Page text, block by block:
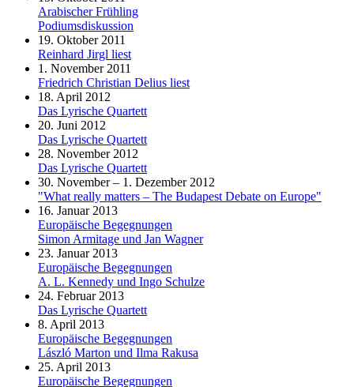
Arabischer Frühling
Podiumsdiskussion
19. Oktober 2011
Reinhard Jirgl liest
1. November 2011
Friedrich Christian Delius liest
18. April 2012
Das Lyrische Quartett
20. Juni 2012
Das Lyrische Quartett
28. November 2012
Das Lyrische Quartett
30. November – 1. Dezember 2012
"What really matters – The Budapest Debate on Europe"
16. Januar 2013
Europäische Begegnungen
Simon Armitage und Jan Wagner
23. Januar 2013
Europäische Begegnungen
A. L. Kennedy und Ingo Schulze
24. Februar 2013
Das Lyrische Quartett
8. April 2013
Europäische Begegnungen
László Marton und Ilma Rakusa
25. April 2013
Europäische Begegnungen